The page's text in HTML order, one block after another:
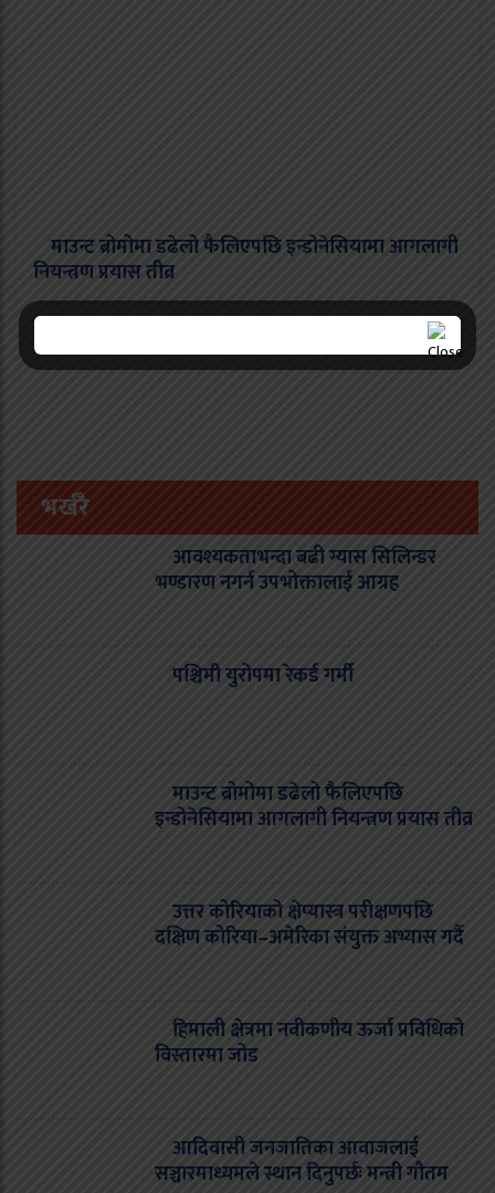
माउन्ट ब्रोमोमा डढेलो फैलिएपछि इन्डोनेसियामा आगलागी
नियन्त्रण प्रयास तीव्र
भर्खरै
आवश्यकताभन्दा बढी ग्यास सिलिन्डर
भण्डारण नगर्न उपभोक्तालाई आग्रह
पश्चिमी युरोपमा रेकर्ड गर्मी
माउन्ट ब्रोमोमा डढेलो फैलिएपछि
इन्डोनेसियामा आगलागी नियन्त्रण प्रयास तीव्र
उत्तर कोरियाको क्षेप्यास्त्र परीक्षणपछि
दक्षिण कोरिया–अमेरिका संयुक्त अभ्यास गर्दै
हिमाली क्षेत्रमा नवीकणीय ऊर्जा प्रविधिको
विस्तारमा जोड
आदिवासी जनजातिका आवाजलाई
सञ्चारमाध्यमले स्थान दिनुपर्छः मन्त्री गौतम